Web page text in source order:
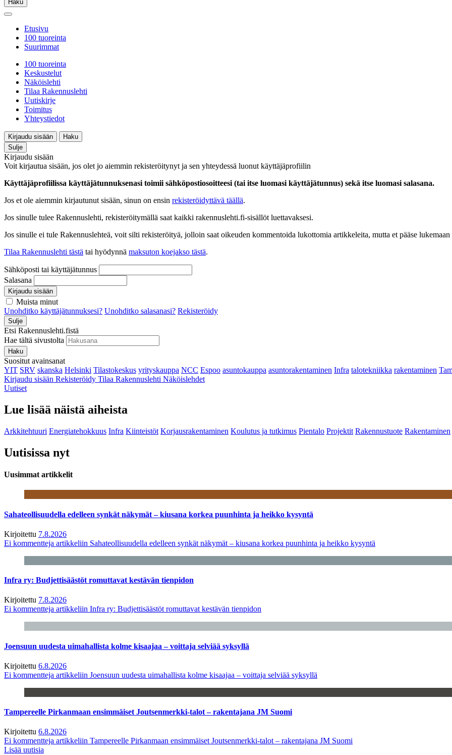
Haku
Etusivu
100 tuoreinta
Suurimmat
100 tuoreinta
Keskustelut
Näköislehti
Tilaa Rakennuslehti
Uutiskirje
Toimitus
Yhteystiedot
Kirjaudu sisään
Haku
Sulje
Kirjaudu sisään
Voit kirjautua sisään, jos olet jo aiemmin rekisteröitynyt ja sen yhteydessä luonut käyttäjäprofiilin
Käyttäjäprofiilissa käyttäjätunnuksenasi toimii sähköpostiosoitteesi (tai itse luomasi käyttäjätunnus) sekä itse luomasi salasana.
Jos et ole aiemmin kirjautunut sisään, sinun on ensin rekisteröidyttävä täällä.
Jos sinulle tulee Rakennuslehti, rekisteröitymällä saat kaikki rakennuslehti.fi-sisällöt luettavaksesi.
Jos sinulle ei tule Rakennuslehteä, voit silti rekisteröityä, jolloin saat oikeuden kommentoida lukottomia artikkeleita, mutta et pääse
Tilaa Rakennuslehti tästä tai hyödynnä maksuton koejakso tästä.
Sähköposti tai käyttäjätunnus
Salasana
Kirjaudu sisään
Muista minut
Unohditko käyttäjätunnuksesi? Unohditko salasanasi? Rekisteröidy
Sulje
Etsi Rakennuslehti.fistä
Hae tältä sivustolta
Haku
Suositut avainsanat
YIT SRV skanska Helsinki Tilastokeskus yrityskauppa NCC Espoo asuntokauppa asuntorakentaminen Infra talotekniikka rakentaminen
Kirjaudu sisään Rekisteröidy Tilaa Rakennuslehti Näköislehdet
Uutiset
Lue lisää näistä aiheista
Arkkitehtuuri Energiatehokkuus Infra Kiinteistöt Korjausrakentaminen Koulutus ja tutkimus Pientalo Projektit Rakennustuote Rakentaminen
Uutisissa nyt
Uusimmat artikkelit
Sahateollisuudella edelleen synkät näkymät – kiusana korkea puunhinta ja heikko kysyntä
Kirjoitettu 7.8.2026
Ei kommentteja artikkeliin Sahateollisuudella edelleen synkät näkymät – kiusana korkea puunhinta ja heikko kysyntä
Infra ry: Budjettisäästöt romuttavat kestävän tienpidon
Kirjoitettu 7.8.2026
Ei kommentteja artikkeliin Infra ry: Budjettisäästöt romuttavat kestävän tienpidon
Joensuun uudesta uimahallista kolme kisaajaa – voittaja selviää syksyllä
Kirjoitettu 6.8.2026
Ei kommentteja artikkeliin Joensuun uudesta uimahallista kolme kisaajaa – voittaja selviää syksyllä
Tampereelle Pirkanmaan ensimmäiset Joutsenmerkki-talot – rakentajana JM Suomi
Kirjoitettu 6.8.2026
Ei kommentteja artikkeliin Tampereelle Pirkanmaan ensimmäiset Joutsenmerkki-talot – rakentajana JM Suomi
Lisää uutisia